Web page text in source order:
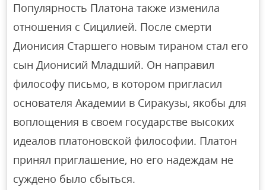
Популярность Платона также изменила
отношения с Сицилией. После смерти
Дионисия Старшего новым тираном стал его
сын Дионисий Младший. Он направил
философу письмо, в котором пригласил
основателя Академии в Сиракузы, якобы для
воплощения в своем государстве высоких
идеалов платоновской философии. Платон
принял приглашение, но его надеждам не
суждено было сбыться.